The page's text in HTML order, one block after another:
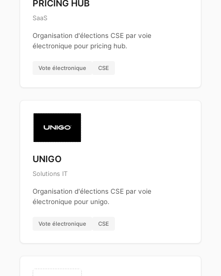
PRICING HUB
SaaS
Organisation d'élections CSE par voie
électronique pour pricing hub.
Vote électronique CSE
UNIGO
Solutions IT
Organisation d'élections CSE par voie
électronique pour unigo.
Vote électronique CSE